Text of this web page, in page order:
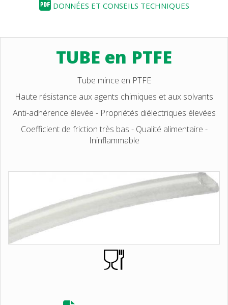
DONNÉES ET CONSEILS TECHNIQUES
TUBE en PTFE
Tube mince en PTFE
Haute résistance aux agents chimiques et aux solvants
Anti-adhérence élevée - Propriétés diélectriques élevées
Coefficient de friction très bas - Qualité alimentaire -
Ininflammable